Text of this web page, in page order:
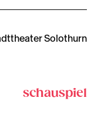
Solothurn
schauspiel